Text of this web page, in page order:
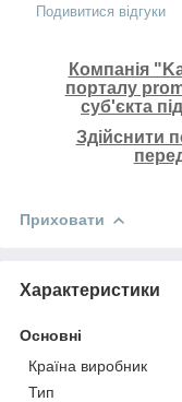
Подивитися відгуки
Компанія
порталу
суб'єкта
Здійснити
Приховати
Характеристики
Основні
Країна виробник
Тип